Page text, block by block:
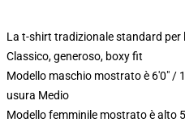
La t-shirt tradizionale standard per
Classico, generoso, boxy fit
Modello maschio mostrato è 6'0" /
usura Medio
Modello femminile mostrato è alto